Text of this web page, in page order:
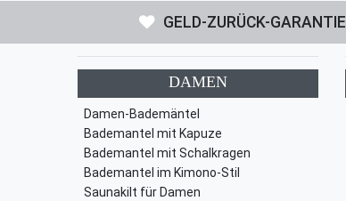
GELD-ZURÜCK-GARANTIE
DAMEN
Damen-Bademäntel
Bademantel mit Kapuze
Bademantel mit Schalkragen
Bademantel im Kimono-Stil
Saunakilt für Damen